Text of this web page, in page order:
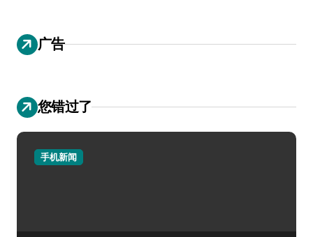
广告
您错过了
手机新闻